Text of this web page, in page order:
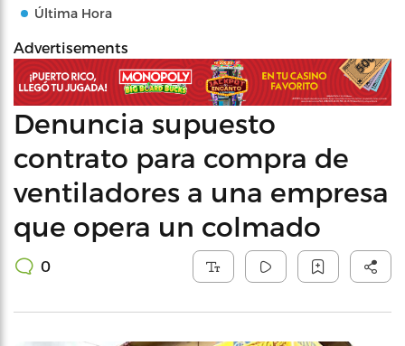
Última Hora
Advertisements
Denuncia supuesto
contrato para compra de
ventiladores a una empresa
que opera un colmado
0